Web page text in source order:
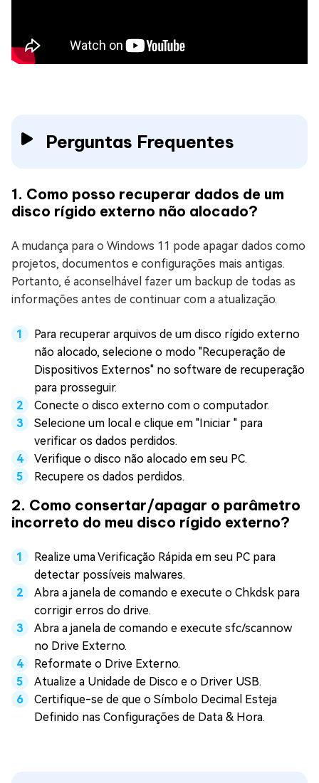
Perguntas Frequentes
1. Como posso recuperar dados de um
disco rígido externo não alocado?
A mudança para o Windows 11 pode apagar dados como
projetos, documentos e configurações mais antigas.
Portanto, é aconselhável fazer um backup de todas as
informações antes de continuar com a atualização.
Para recuperar arquivos de um disco rígido externo
não alocado, selecione o modo "Recuperação de
Dispositivos Externos" no software de recuperação
para prosseguir.
Conecte o disco externo com o computador.
Selecione um local e clique em "Iniciar " para
verificar os dados perdidos.
Verifique o disco não alocado em seu PC.
Recupere os dados perdidos.
2. Como consertar/apagar o parâmetro
incorreto do meu disco rígido externo?
Realize uma Verificação Rápida em seu PC para
detectar possíveis malwares.
Abra a janela de comando e execute o Chkdsk para
corrigir erros do drive.
Abra a janela de comando e execute sfc/scannow
no Drive Externo.
Reformate o Drive Externo.
Atualize a Unidade de Disco e o Driver USB.
Certifique-se de que o Símbolo Decimal Esteja
Definido nas Configurações de Data & Hora.